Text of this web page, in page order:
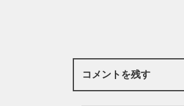
コメントを残す